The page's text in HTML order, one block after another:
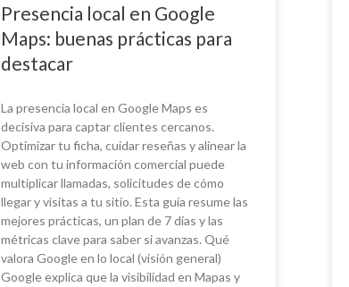
Presencia local en Google
Maps: buenas prácticas para
destacar
La presencia local en Google Maps es
decisiva para captar clientes cercanos.
Optimizar tu ficha, cuidar reseñas y alinear la
web con tu información comercial puede
multiplicar llamadas, solicitudes de cómo
llegar y visitas a tu sitio. Esta guía resume las
mejores prácticas, un plan de 7 días y las
métricas clave para saber si avanzas. Qué
valora Google en lo local (visión general)
Google explica que la visibilidad en Mapas y